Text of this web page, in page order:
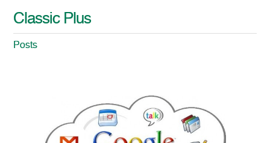
Classic Plus
Posts